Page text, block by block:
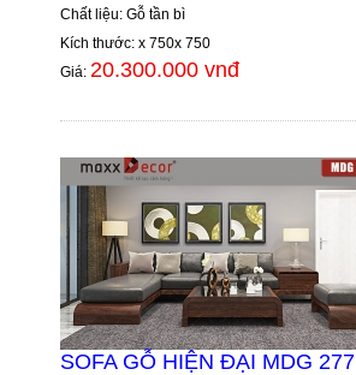
Chất liệu: Gỗ tần bì
Kích thước: x 750x 750
Giá: 20.300.000 vnđ
SOFA GỖ HIỆN ĐẠI MDG 277